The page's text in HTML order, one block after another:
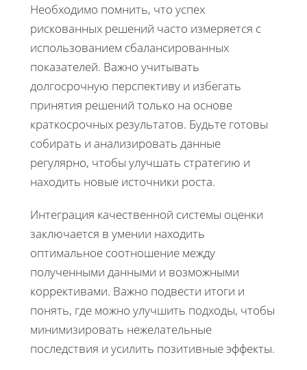
Необходимо помнить, что успех
рискованных решений часто измеряется с
использованием сбалансированных
показателей. Важно учитывать
долгосрочную перспективу и избегать
принятия решений только на основе
краткосрочных результатов. Будьте готовы
собирать и анализировать данные
регулярно, чтобы улучшать стратегию и
находить новые источники роста.
Интеграция качественной системы оценки
заключается в умении находить
оптимальное соотношение между
полученными данными и возможными
коррективами. Важно подвести итоги и
понять, где можно улучшить подходы, чтобы
минимизировать нежелательные
последствия и усилить позитивные эффекты.